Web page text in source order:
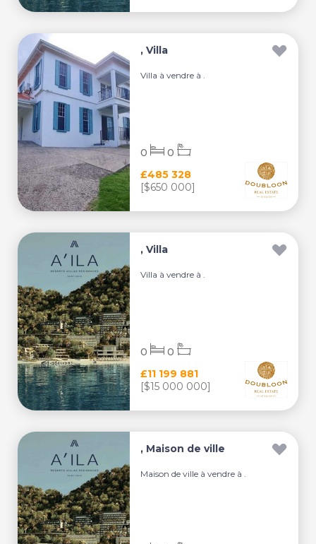
, Villa
Villa à vendre à .
£485 328
[$650 000]
0 0
, Villa
Villa à vendre à .
£11 199 881
[$15 000 000]
0 0
, Maison de ville
Maison de ville à vendre à .